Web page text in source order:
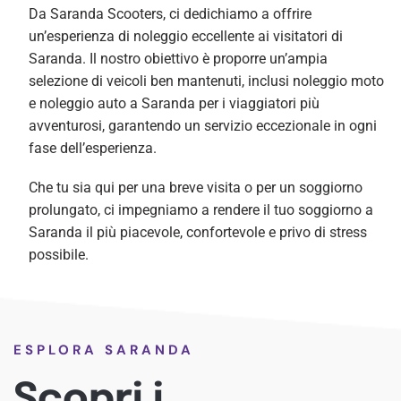
Da Saranda Scooters, ci dedichiamo a offrire
un’esperienza di noleggio eccellente ai visitatori di
Saranda. Il nostro obiettivo è proporre un’ampia
selezione di veicoli ben mantenuti, inclusi noleggio moto
e noleggio auto a Saranda per i viaggiatori più
avventurosi, garantendo un servizio eccezionale in ogni
fase dell’esperienza.
Che tu sia qui per una breve visita o per un soggiorno
prolungato, ci impegniamo a rendere il tuo soggiorno a
Saranda il più piacevole, confortevole e privo di stress
possibile.
ESPLORA SARANDA